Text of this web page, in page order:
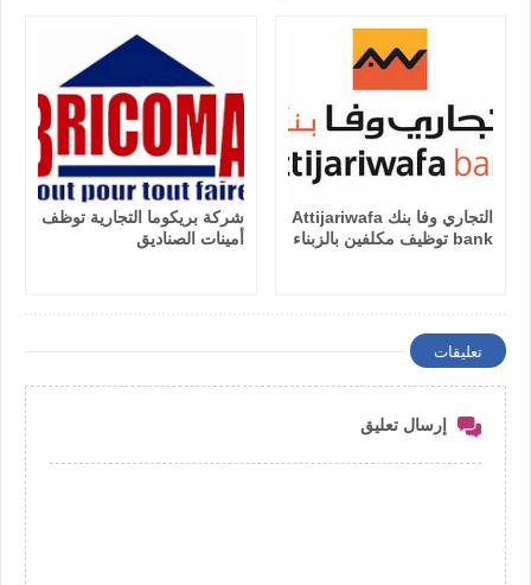
التجاري وفا بنك Attijariwafa
bank توظيف مكلفين بالزبناء
شركة بريكوما التجارية توظف
أمينات الصناديق
تعليقات
إرسال تعليق